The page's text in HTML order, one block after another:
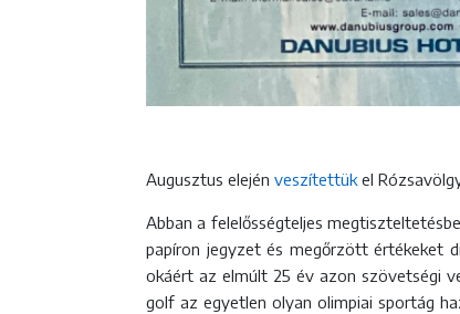
Augusztus elején veszítettük el
Abban a felelősségteljes
papíron jegyzet és megőrzött értékeket
okáért az elmúlt 25 év azon szövetségi
golf az egyetlen olyan olimpiai sportág